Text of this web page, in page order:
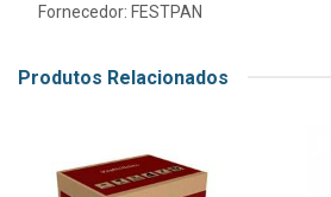
Fornecedor: FESTPAN
Produtos Relacionados